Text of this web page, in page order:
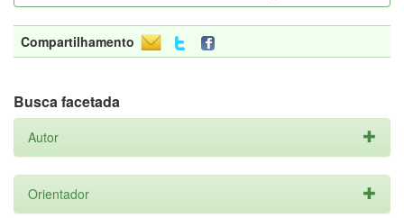
Compartilhamento
Busca facetada
Autor
Orientador